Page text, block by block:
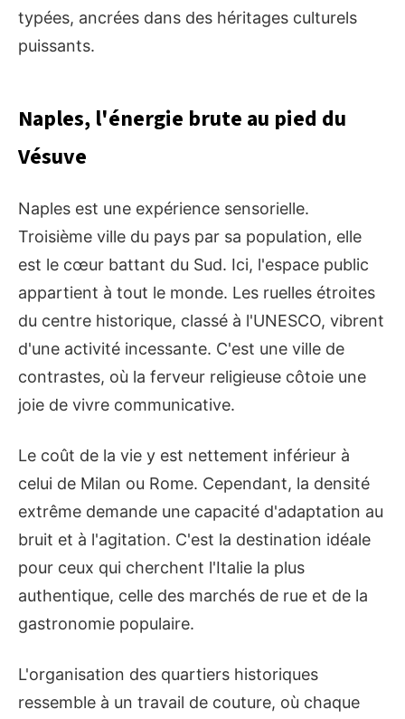
typées, ancrées dans des héritages culturels
puissants.
Naples, l'énergie brute au pied du
Vésuve
Naples est une expérience sensorielle.
Troisième ville du pays par sa population, elle
est le cœur battant du Sud. Ici, l'espace public
appartient à tout le monde. Les ruelles étroites
du centre historique, classé à l'UNESCO, vibrent
d'une activité incessante. C'est une ville de
contrastes, où la ferveur religieuse côtoie une
joie de vivre communicative.
Le coût de la vie y est nettement inférieur à
celui de Milan ou Rome. Cependant, la densité
extrême demande une capacité d'adaptation au
bruit et à l'agitation. C'est la destination idéale
pour ceux qui cherchent l'Italie la plus
authentique, celle des marchés de rue et de la
gastronomie populaire.
L'organisation des quartiers historiques
ressemble à un travail de couture, où chaque